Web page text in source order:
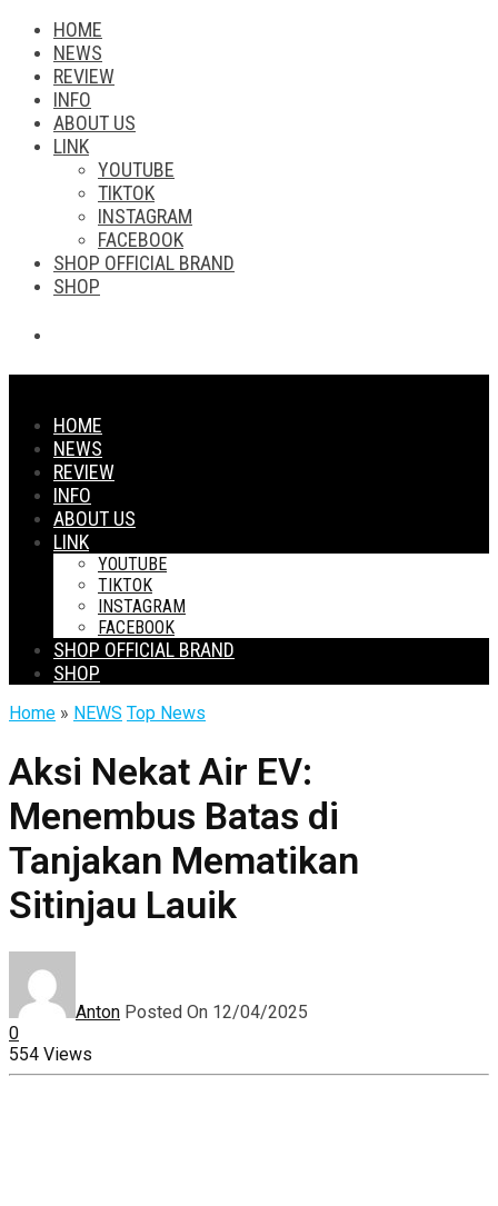
HOME
NEWS
REVIEW
INFO
ABOUT US
LINK
YOUTUBE
TIKTOK
INSTAGRAM
FACEBOOK
SHOP OFFICIAL BRAND
SHOP
HOME
NEWS
REVIEW
INFO
ABOUT US
LINK
YOUTUBE
TIKTOK
INSTAGRAM
FACEBOOK
SHOP OFFICIAL BRAND
SHOP
Home » NEWS Top News
Aksi Nekat Air EV:
Menembus Batas di
Tanjakan Mematikan
Sitinjau Lauik
Anton Posted On 12/04/2025
0
554 Views